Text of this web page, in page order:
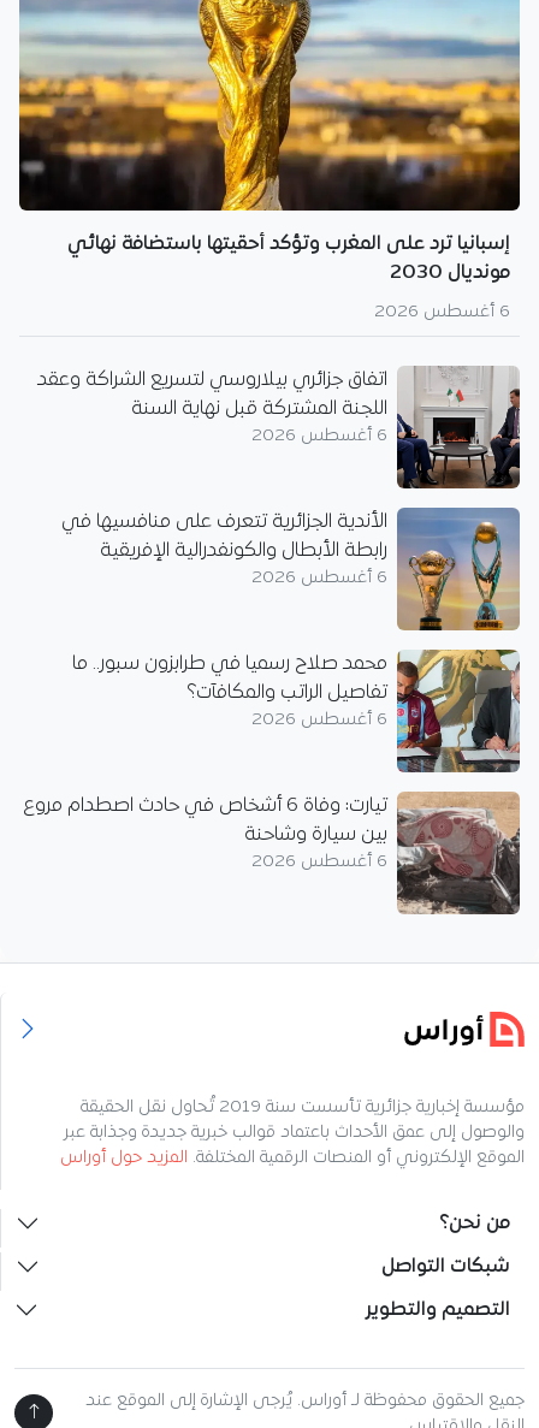
إسبانيا ترد على المغرب وتؤكد أحقيتها باستضافة نهائي
مونديال 2030
6 أغسطس 2026
اتفاق جزائري بيلاروسي لتسريع الشراكة وعقد
اللجنة المشتركة قبل نهاية السنة
6 أغسطس 2026
الأندية الجزائرية تتعرف على منافسيها في
رابطة الأبطال والكونفدرالية الإفريقية
6 أغسطس 2026
محمد صلاح رسميا في طرابزون سبور.. ما
تفاصيل الراتب والمكافآت؟
6 أغسطس 2026
تيارت: وفاة 6 أشخاص في حادث اصطدام مروع
بين سيارة وشاحنة
6 أغسطس 2026
مؤسسة إخبارية جزائرية تأسست سنة 2019 تُحاول نقل الحقيقة
والوصول إلى عمق الأحداث باعتماد قوالب خبرية جديدة وجذابة عبر
الموقع الإلكتروني أو المنصات الرقمية المختلفة. المزيد حول أوراس
من نحن؟
شبكات التواصل
التصميم والتطوير
جميع الحقوق محفوظة لـ أوراس. يُرجى الإشارة إلى الموقع عند